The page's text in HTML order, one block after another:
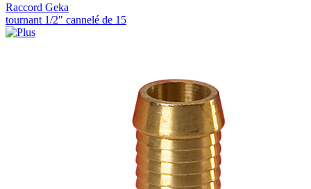
Raccord Geka
tournant 1/2" cannelé de 15